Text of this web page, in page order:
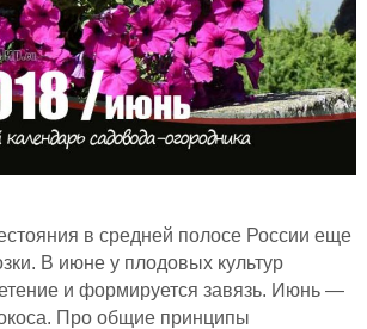
в средней полосе России еще
В июне у плодовых культур
и формируется завязь. Июнь —
Про общие принципы